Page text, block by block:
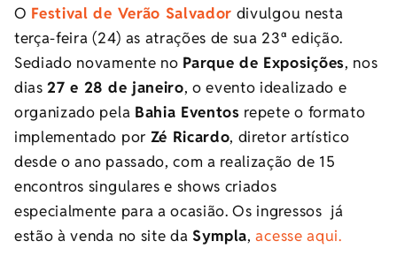
O Festival de Verão Salvador divulgou nesta
terça-feira (24) as atrações de sua 23ª edição.
Sediado novamente no Parque de Exposições, nos
dias27 e 28 de janeiro, o evento idealizado e
organizado pela Bahia Eventos repete o formato
implementado por Zé Ricardo, diretor artístico
desde o ano passado, com a realização de 15
encontros singulares e shows criados
especialmente para a ocasião. Os ingressos já
estão à venda no site da Sympla,acesse aqui.